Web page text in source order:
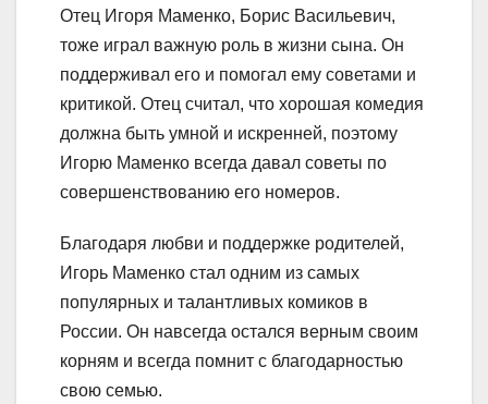
Отец Игоря Маменко, Борис Васильевич,
тоже играл важную роль в жизни сына. Он
поддерживал его и помогал ему советами и
критикой. Отец считал, что хорошая комедия
должна быть умной и искренней, поэтому
Игорю Маменко всегда давал советы по
совершенствованию его номеров.
Благодаря любви и поддержке родителей,
Игорь Маменко стал одним из самых
популярных и талантливых комиков в
России. Он навсегда остался верным своим
корням и всегда помнит с благодарностью
свою семью.